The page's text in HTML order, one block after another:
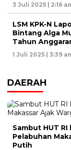
3 Juli 2025 | 2:16
LSM KPK-N
Bintang Alga
Tahun
1 Juli 2025 | 3:39
DAERAH
Sambut HUT
Pelabuhan
Putih